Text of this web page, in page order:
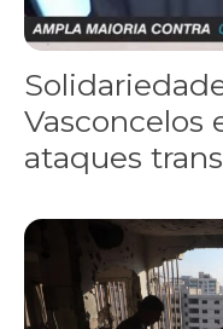
Vasconcelos
ataques
“Funeral para toda